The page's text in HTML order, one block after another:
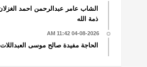
الشاب عامر عبدالرحمن احمد
ذمة الله
04-08-2026 11:42 AM
الحاجة مفيدة صالح موسى